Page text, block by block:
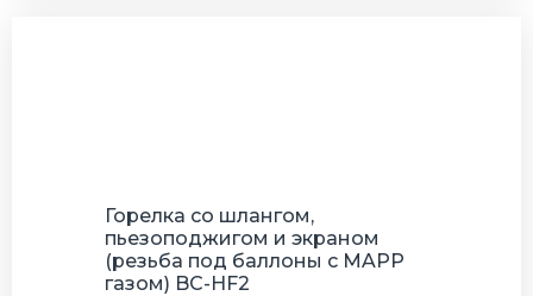
Горелка со шлангом,
пьезоподжигом и экраном
(резьба под баллоны с MAPP
газом) BC-HF2